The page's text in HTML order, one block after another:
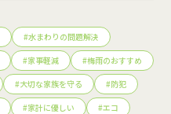
#水まわりの問題解決
#家事軽減 #梅雨のおすすめ
#大切な家族を守る #防犯
#家計に優しい #エコ